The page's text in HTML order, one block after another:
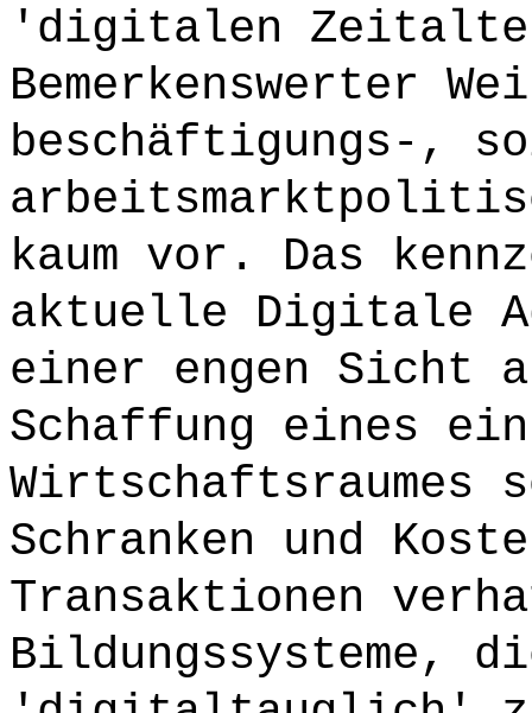
'digitalen
Bemerkenswerter
beschäftigungs-,
kaum vor. Das
aktuelle Digitale
einer engen Sicht
Schaffung eines
Wirtschaftsraumes
Schranken und
Transaktionen
Bildungssysteme,